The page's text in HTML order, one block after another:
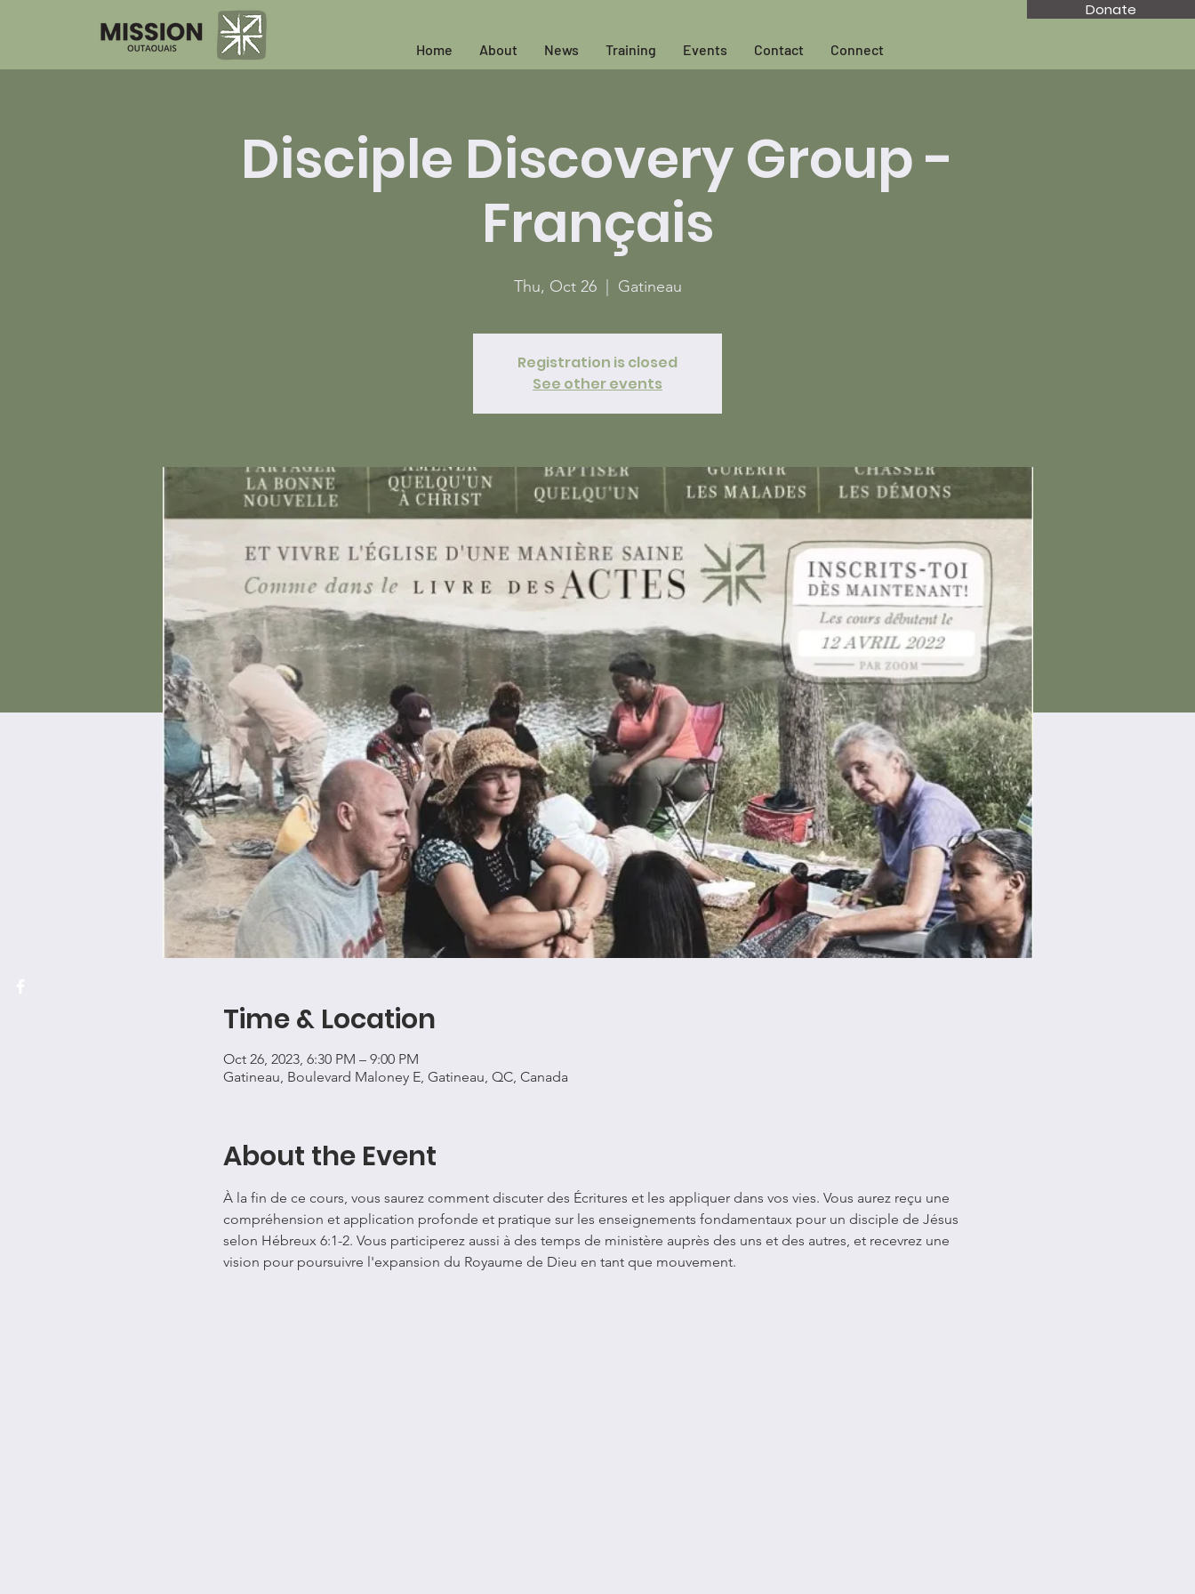
Donate
Home About News Training Events Contact Connect
Disciple Discovery Group -
Français
Thu, Oct 26
  |
Gatineau
Registration is closed
See other events
Time & Location
Oct 26, 2023, 6:30 PM – 9:00 PM
Gatineau, Boulevard Maloney E, Gatineau, QC, Canada
About the Event
À la fin de ce cours, vous saurez comment discuter des Écritures et les appliquer dans vos vies. Vous aurez reçu une
compréhension et application profonde et pratique sur les enseignements fondamentaux pour un disciple de Jésus
selon Hébreux 6:1-2. Vous participerez aussi à des temps de ministère auprès des uns et des autres, et recevrez une
vision pour poursuivre l'expansion du Royaume de Dieu en tant que mouvement.